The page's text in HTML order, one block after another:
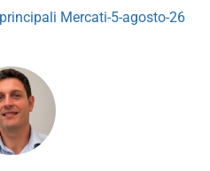
Mercati-5-agosto-26